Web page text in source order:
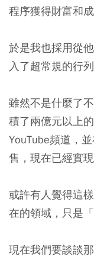
程序獲得財富和
於是我也採用從
入了超常規的行列
雖然不是什麼了
積了兩億元以上
YouTube頻道，
售，現在已經實
或許有人覺得這
在的領域，只是
現在我們要談談